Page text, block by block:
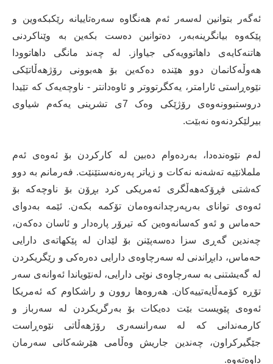
ئەگەر بتوانین لەسەر ئەم هەنگاوە سەرەتاییانە رێکبکەوین و
پێکەوە بیانگرینەبەر، دەتوانین دەست بکەین بە وێناکردنی
هاتنەکایەی داهاتوویەکی جیاواز. لە چەند مانگی داهاتوودا
هەوڵەکانمان دوو هێندە دەکەین بۆ هەبوونی رۆژهەڵاتێکی
نێوەڕاستی ئارامتر، یەکگرتووتر و ئاوەدانتر - ناوچەیەک کە تێیدا
دروستبوونەوەی رۆژێکی وەک 7ی تشرینی یەکەم شیاوی
بیرلێکردنەوە نەبێت.
لەم نێوەندەدا، بەردەوام دەبین لە کارکردن بۆ ئەوەی ئەم
ململانێیە تەشەنە نەکات و زیاتر پەرەنەستێنێت. فەرمانم بە دوو
کەشتی فڕۆکەهەڵگری ئەمریکی کرد بڕۆن بۆ ناوچەکە بۆ
ئەوەی توانای بەرپەرچدانەوەمان تۆکمە بکەن. ئێمە بەدوای
حەماس و ئەو کەسانەوەین کە تیرۆر پارەدار و ئاسان دەکەن،
چەندین گەڕی سزا دەسەپێنن بۆ لێدان لە پێکهاتەی دارایی
حەماس، دابڕاندنی لە سەرچاوەی دارایی دەرەکی و رێگریکردن
لە گەیشتنی بە سەرچاوەی نوێی دارایی، لەنێویاندا ئەوانەی سەر
تۆڕە کۆمەڵایەتییەکان. هەروەها روون و راشکاوم کە ئەمریکا
ئەوەی پێویست بێت دەیکات بۆ بەرگریکردن لە سەرباز و
کارمەندانی کە لە سەرانسەری رۆژهەڵاتی نێوەڕاست
جێگیرکراون، چەندین جاریش وەڵامی هێرشەکانی سەرمان
داوەتەوە.